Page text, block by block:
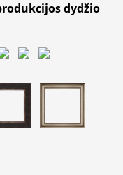
dydžio